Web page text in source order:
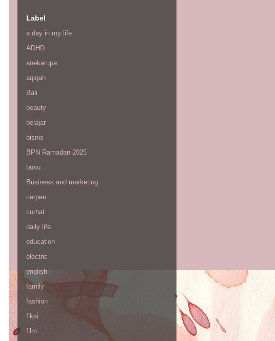
Label
a day in my life
ADHD
anekarupa
aqiqah
Bali
beauty
belajar
bisnis
BPN Ramadan 2025
buku
Business and marketing
cerpen
curhat
daily life
education
electric
english
family
fashion
fiksi
film